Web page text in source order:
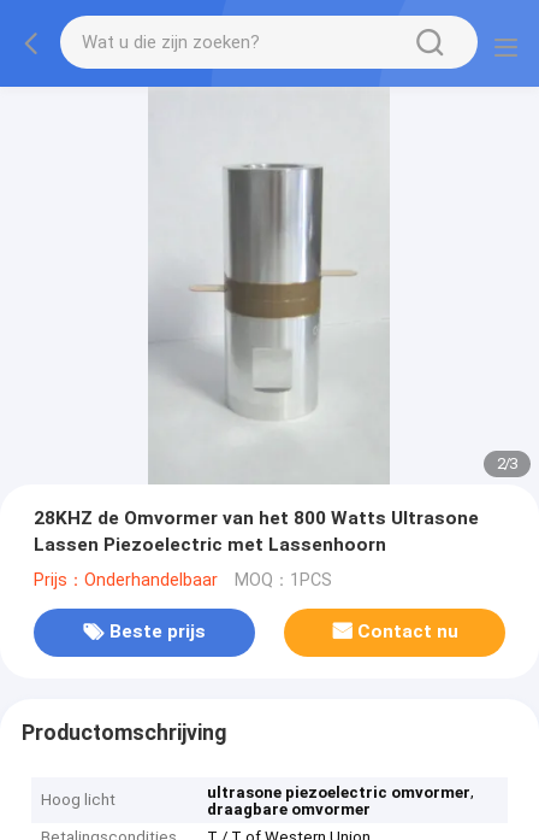
2/3
28KHZ de Omvormer van het 800 Watts Ultrasone
Lassen Piezoelectric met Lassenhoorn
Prijs：Onderhandelbaar MOQ：1PCS
Beste prijs Contact nu
Productomschrijving
Hoog licht ultrasone piezoelectric omvormer,
draagbare omvormer